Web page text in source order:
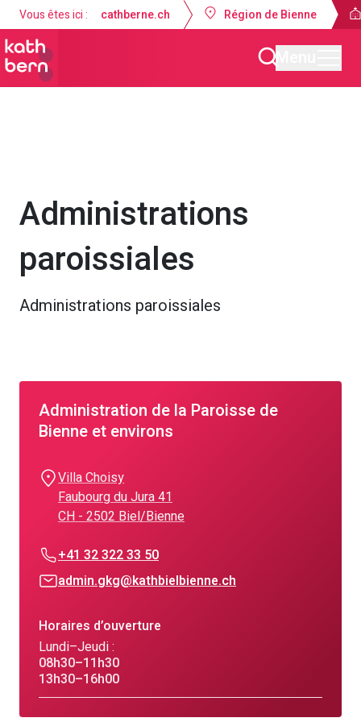
Vous êtes ici : cathberne.ch Région de Bienne
Administrations
paroissiales
Administrations paroissiales
Administration de la Paroisse de
Bienne et environs
Villa Choisy
Faubourg du Jura 41
CH - 2502 Biel/Bienne
+41 32 322 33 50
admin.gkg@kathbielbienne.ch
Horaires d’ouverture
Lundi–Jeudi :
08h30–11h30
13h30–16h00